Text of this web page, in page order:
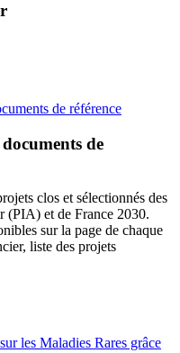
de référence
de
clos et sélectionnés des
(PIA) et de France 2030.
sur la page de chaque
liste des projets
les Maladies Rares grâce